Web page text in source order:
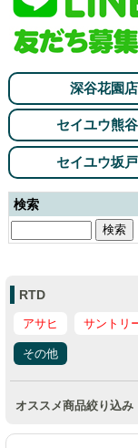
深谷花園店
セイユウ熊
セイユウ坂
検索
RTD
アサヒ サントリ
その他
オススメ商品絞り込み